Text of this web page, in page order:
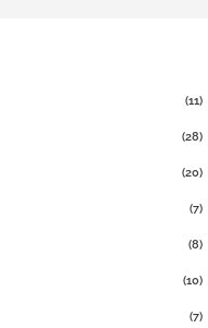
(11)
(28)
(20)
(7)
(8)
(10)
(7)